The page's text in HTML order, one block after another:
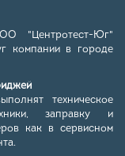
"Центротест-Юг"
компании в городе
техническое
заправку и
как в сервисном